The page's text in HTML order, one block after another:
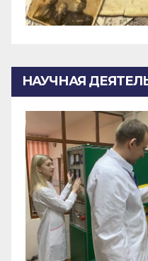
НАУЧНАЯ